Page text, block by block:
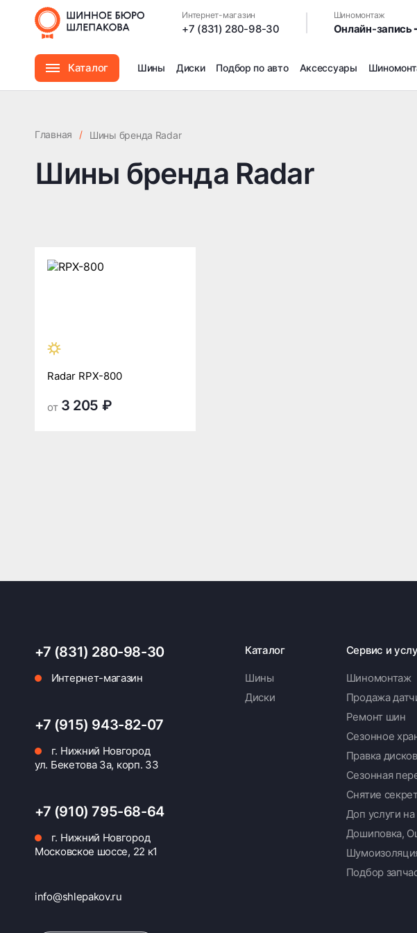
Интернет-магазин
+7 (831) 280-98-30
Шиномонтаж
Онлайн-запись
Каталог Шины Диски Подбор по авто Аксессуары
Главная / Шины бренда Radar
Шины бренда Radar
Radar RPX-800
от 3 205 ₽
+7 (831) 280-98-30
Интернет-магазин
+7 (915) 943-82-07
г. Нижний Новгород
ул. Бекетова 3а, корп. 33
+7 (910) 795-68-64
г. Нижний Новгород
Московское шоссе, 22 к1
info@shlepakov.ru
Каталог
Шины
Диски
Сервис и
Шиномонтаж
Продажа
Ремонт шин
Сезонное
Правка дисков
Сезонная
Снятие
Доп услуги
Дошиповка,
Подбор